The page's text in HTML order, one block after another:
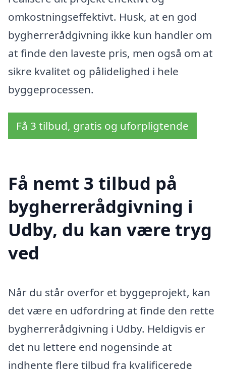
omkostningseffektivt. Husk, at en god
bygherrerådgivning ikke kun handler om
at finde den laveste pris, men også om at
sikre kvalitet og pålidelighed i hele
byggeprocessen.
Få 3 tilbud, gratis og uforpligtende
Få nemt 3 tilbud på
bygherrerådgivning i
Udby, du kan være tryg
ved
Når du står overfor et byggeprojekt, kan
det være en udfordring at finde den rette
bygherrerådgivning i Udby. Heldigvis er
det nu lettere end nogensinde at
indhente flere tilbud fra kvalificerede